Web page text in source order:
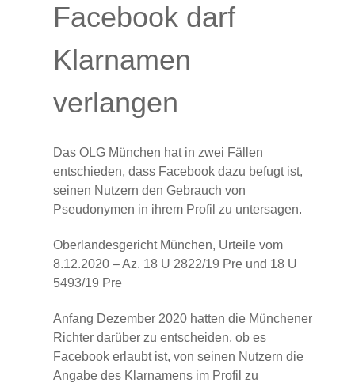
Facebook darf
Klarnamen
verlangen
Das OLG München hat in zwei Fällen
entschieden, dass Facebook dazu befugt ist,
seinen Nutzern den Gebrauch von
Pseudonymen in ihrem Profil zu untersagen.
Oberlandesgericht München, Urteile vom
8.12.2020 – Az. 18 U 2822/19 Pre und 18 U
5493/19 Pre
Anfang Dezember 2020 hatten die Münchener
Richter darüber zu entscheiden, ob es
Facebook erlaubt ist, von seinen Nutzern die
Angabe des Klarnamens im Profil zu